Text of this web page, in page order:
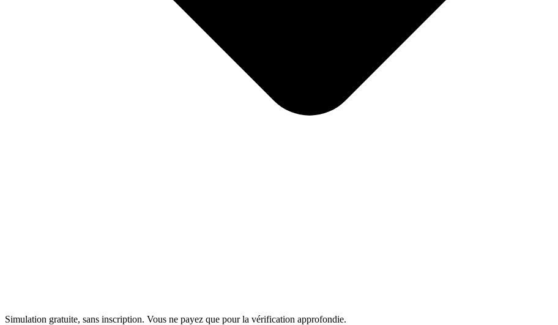
Simulation gratuite, sans inscription. Vous ne payez que pour la vérification approfondie.